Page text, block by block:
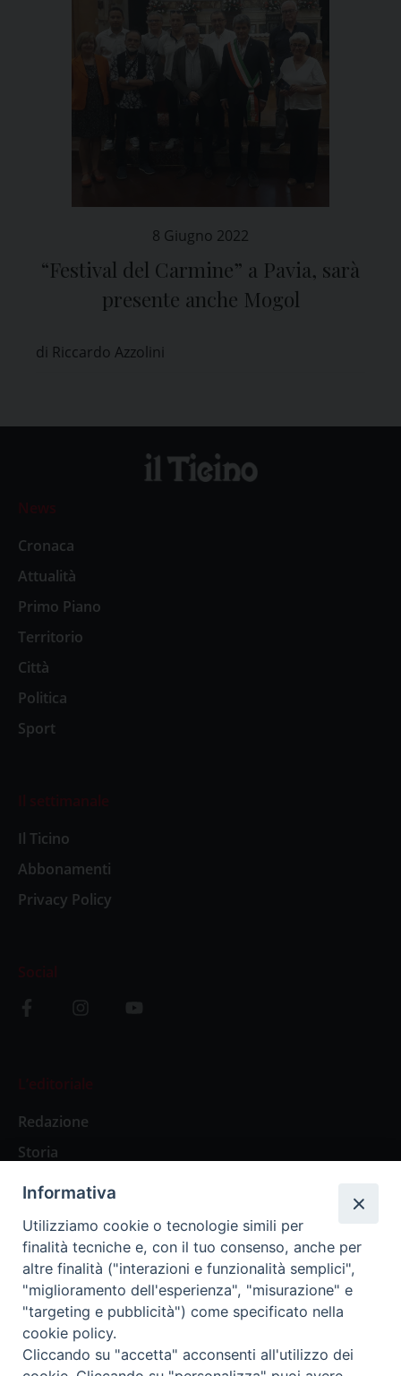
8 Giugno 2022
“Festival del Carmine” a Pavia, sarà
presente anche Mogol
di Riccardo Azzolini
News
Cronaca
Attualità
Primo Piano
Territorio
Città
Politica
Sport
Il settimanale
Il Ticino
Abbonamenti
Privacy Policy
Social
L’editoriale
Redazione
Storia
Abbonamenti
Abbonamento Annuale Digitale
Abbonamento Annuale Cartaceo
Abbonamento Singola Copia Digitale
Informativa
Utilizziamo cookie o tecnologie simili per
finalità tecniche e, con il tuo consenso, anche per
altre finalità ("interazioni e funzionalità semplici",
"miglioramento dell'esperienza", "misurazione" e
"targeting e pubblicità") come specificato nella
cookie policy.
Cliccando su "accetta" acconsenti all'utilizzo dei